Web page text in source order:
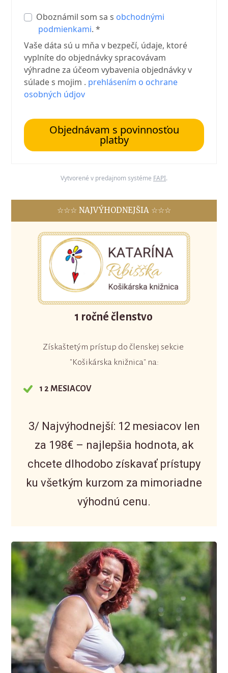
Oboznámil som sa s obchodnými
podmienkami. *
Vaše dáta sú u mňa v bezpečí, údaje, ktoré
vyplníte do objednávky spracovávam
výhradne za účeom vybavenia objednávky v
súlade s mojim . prehlásením o ochrane
osobných údjov
Objednávam s povinnosťou
platby
Vytvorené v predajnom systéme FAPI.
☆☆☆ NAJVÝHODNEJŠIA ☆☆☆
1 ročné členstvo
Získaštetým prístup do členskej sekcie
"Košikárska knižnica" na:
1 2 MESIACOV
3/ Najvýhodnejší: 12 mesiacov len
za 198€ – najlepšia hodnota, ak
chcete dlhodobo získavať prístupy
ku všetkým kurzom za mimoriadne
výhodnú cenu.